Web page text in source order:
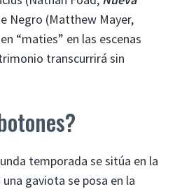
Negro (Matthew Mayer,
“maties” en las escenas
transcurrirá sin
temporada se sitúa en la
gaviota se posa en la